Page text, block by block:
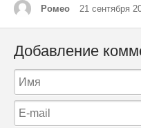
Ромео 21 сентября
Добавление